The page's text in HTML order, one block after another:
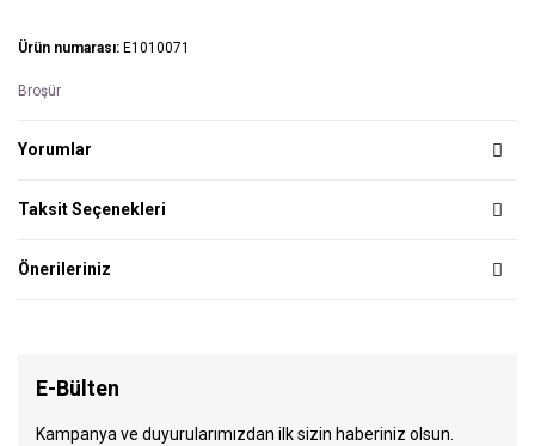
Ürün numarası: E1010071
Broşür
Yorumlar
Taksit Seçenekleri
Önerileriniz
E-Bülten
Kampanya ve duyurularımızdan ilk sizin haberiniz olsun.